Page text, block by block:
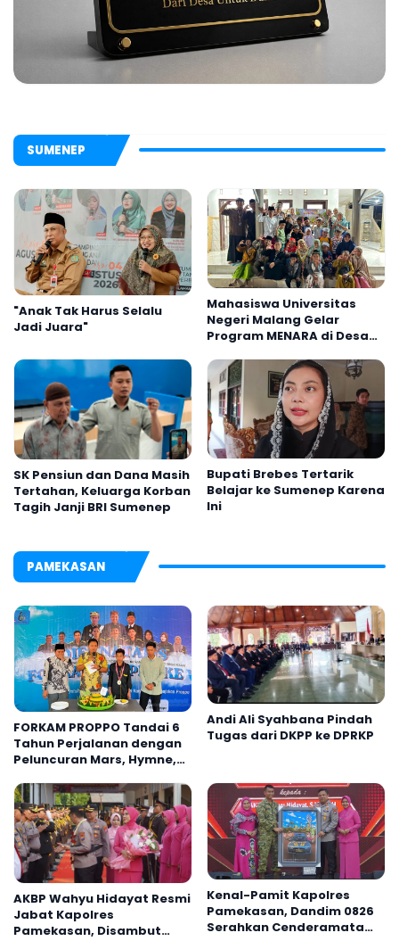
SUMENEP
"Anak Tak Harus Selalu
Jadi Juara"
Mahasiswa Universitas
Negeri Malang Gelar
Program MENARA di Desa
SK Pensiun dan Dana Masih
Tertahan, Keluarga Korban
Tagih Janji BRI Sumenep
Bupati Brebes Tertarik
Belajar ke Sumenep Karena
Ini
PAMEKASAN
FORKAM PROPPO Tandai 6
Tahun Perjalanan dengan
Peluncuran Mars, Hymne,
Andi Ali Syahbana Pindah
Tugas dari DKPP ke DPRKP
AKBP Wahyu Hidayat Resmi
Jabat Kapolres
Pamekasan, Disambut
Kenal-Pamit Kapolres
Pamekasan, Dandim 0826
Serahkan Cenderamata